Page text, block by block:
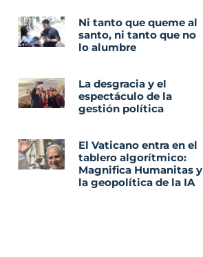
Ni tanto que queme al
santo, ni tanto que no
lo alumbre
La desgracia y el
espectáculo de la
gestión política
El Vaticano entra en el
tablero algorítmico:
Magnifica Humanitas y
la geopolítica de la IA